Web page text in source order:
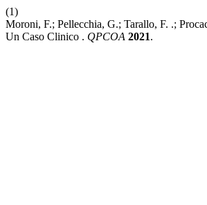
(1)
Moroni, F.; Pellecchia, G.; Tarallo, F. .;
Un Caso Clinico . QPCOA 2021.